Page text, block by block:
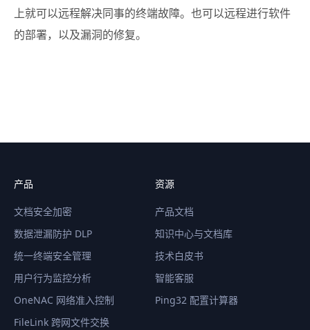
上就可以远程解决同事的终端故障。也可以远程进行软件
的部署，以及漏洞的修复。
产品
文档安全加密
数据泄漏防护 DLP
统一终端安全管理
用户行为监控分析
OneNAC 网络准入控制
FileLink 跨网文件交换
资源
产品文档
知识中心与文档库
技术白皮书
智能客服
Ping32 配置计算器